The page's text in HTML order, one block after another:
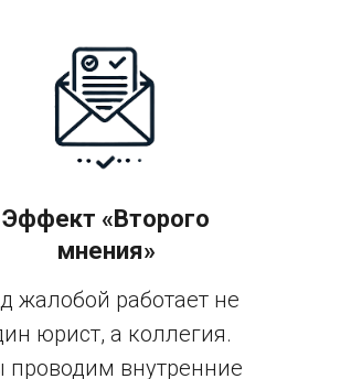
Эффект «Второго
мнения»
жалобой работает не
юрист, а коллегия.
внутренние